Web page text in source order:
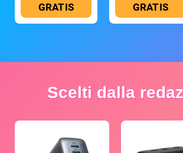
GRATIS GRATIS
Scelti dalla